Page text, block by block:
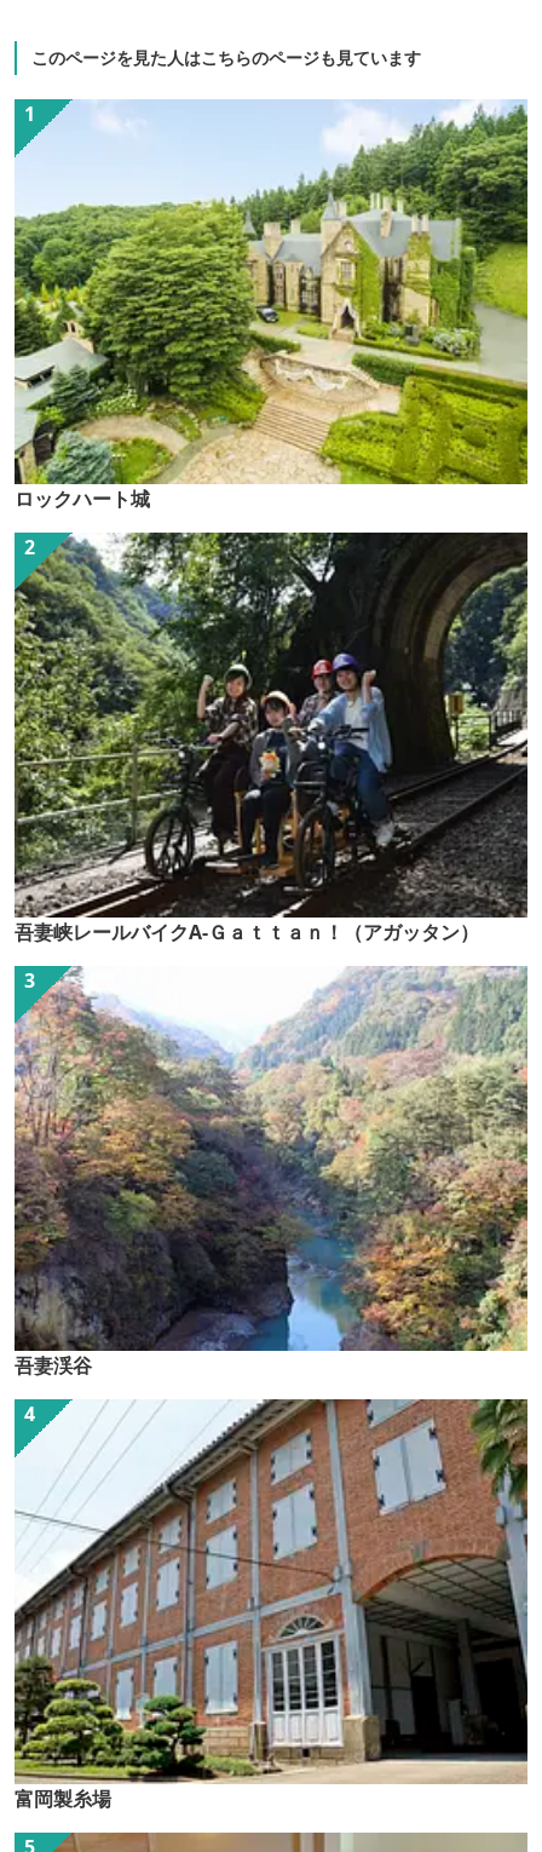
このページを見た人はこちらのページも見ています
ロックハート城
吾妻峡レールバイクA-Ｇａｔｔａｎ！（アガッタン）
吾妻渓谷
富岡製糸場